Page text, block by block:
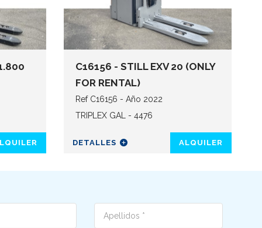
C16156 - STILL EXV 20 (ONLY
FOR RENTAL)
Ref C16156 - Año 2022
TRIPLEX GAL - 4476
DETALLES ALQUILER